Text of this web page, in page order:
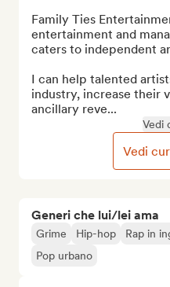
Generi che lui/lei ama
Grime Hip-hop Rap in
Pop urbano
Family Ties
entertainment and
caters to independent
I can help talented
industry, increase their
ancillary reve...
Vedi
Vedi